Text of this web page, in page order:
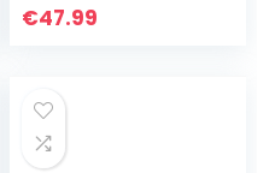
2,5 Ah batterij, 1 x
€47.99